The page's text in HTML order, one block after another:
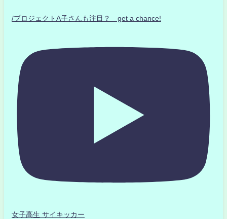
/プロジェクトA子さんも注目？ get a chance!
女子高生 サイキッカー